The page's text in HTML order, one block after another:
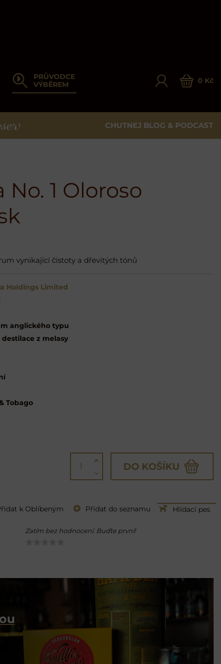
PRŮVODCE
VÝBĚREM
0 Kč
CHUTNEJ BLOG & PODCAST
1 Oloroso
vynikající čistoty a dřevitých tónů
Holdings Limited
anglického typu
destilace z melasy
Tobago
DO KOŠÍKU
k Oblíbeným Přidat do seznamu Hlídací pes
Zatím bez hodnocení. Buďte první!